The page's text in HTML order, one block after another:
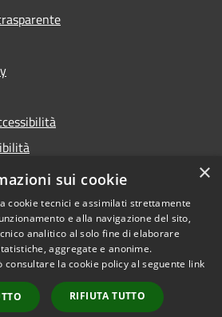
del sito
Copyright © 2022 -
Comune di Rivergaro -
Powered by Municipium -
Accesso a redazione
×
sui cookie
cookie tecnici e assimilati strettamente
e alla navigazione del sito,
analitico al solo fine di elaborare
aggregate e anonime.
consultare la cookie policy al seguente link
RIFIUTA TUTTO